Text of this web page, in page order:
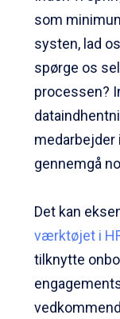
som
systen, lad
spørge os
processen?
medarbejder
gennemgå
Det kan
værktøjet i
tilknytte